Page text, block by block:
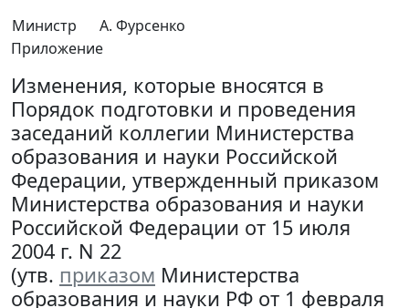
Министр
А. Фурсенко
Приложение
Изменения, которые вносятся в
Порядок подготовки и проведения
заседаний коллегии Министерства
образования и науки Российской
Федерации, утвержденный приказом
Министерства образования и науки
Российской Федерации от 15 июля
2004 г. N 22
(утв. приказом Министерства
образования и науки РФ от 1 февраля